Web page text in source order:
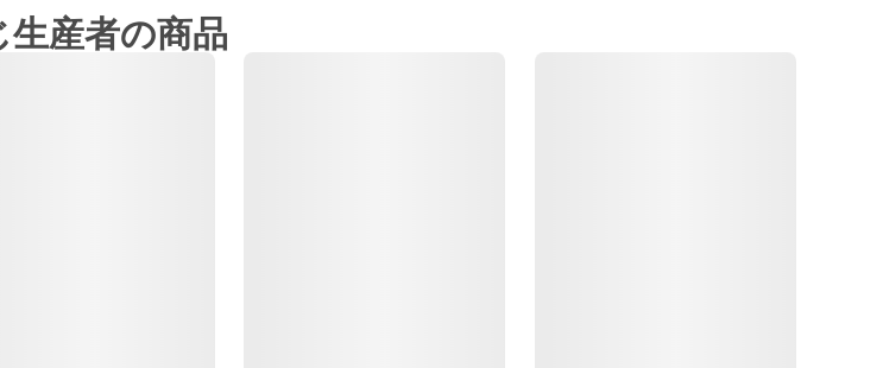
生産者の商品